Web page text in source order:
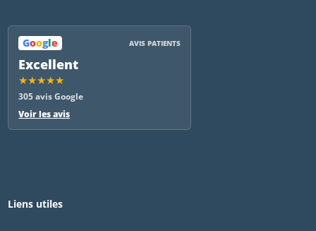
Google AVIS PATIENTS
Excellent
★★★★★
305 avis Google
Voir les avis
Liens utiles